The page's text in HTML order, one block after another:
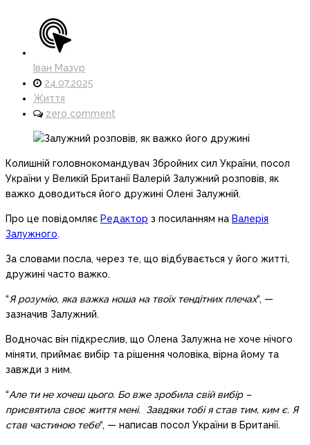
Іван Мазур
24.07.2025
Життя
zero comment
Колишній головнокомандувач Збройних сил України, посол
України у Великій Британії Валерій Залужний розповів, як
важко доводиться його дружині Олені Залужній.
Про це повідомляє Редактор з посиланням на Валерія
Залужного.
За словами посла, через те, що відбувається у його житті,
дружині часто важко.
“Я розумію, яка важка ноша на твоїх тендітних плечах“, —
зазначив Залужний.
Водночас він підкреслив, що Олена Залужна не хоче нічого
міняти, приймає вибір та рішення чоловіка, вірна йому та
завжди з ним.
“Але ти не хочеш цього. Бо вже зробила свій вибір –
присвятила своє життя мені. Завдяки тобі я став тим, ким є. Я
став частиною тебе“, — написав посол України в Британії.